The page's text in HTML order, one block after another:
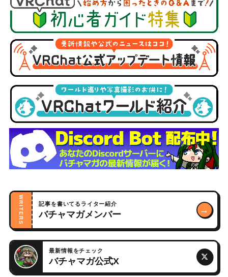
WRITERS 記事を書いてるライター紹介
バチャマガメンバー →
最新情報をチェック
バチャマガ公式X